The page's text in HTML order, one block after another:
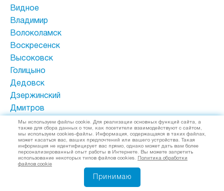
Видное
Владимир
Волоколамск
Воскресенск
Высоковск
Голицыно
Дедовск
Дзержинский
Дмитров
Долгопрудный
Домодедово
Дрезна
Дубна
Мы используем файлы cookie. Для реализации основных функций сайта, а
также для сбора данных о том, как посетители взаимодействуют с сайтом,
мы используем cookies-файлы. Информация, содержащаяся в таких файлах,
может касаться вас, ваших предпочтений или вашего устройства. Такая
информация не идентифицирует вас прямо, однако может дать вам более
персонализированный опыт работы в Интернете. Вы можете запретить
использование некоторых типов файлов cookies.
Политика обработки
файлов cookie
Принимаю